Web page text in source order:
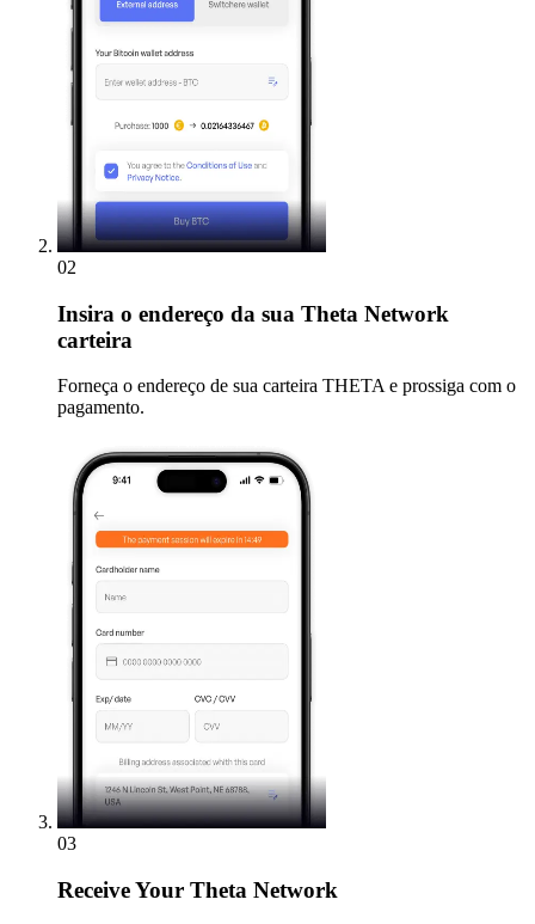
02
Insira o endereço da sua Theta Network
carteira
Forneça o endereço de sua carteira THETA e prossiga com o
pagamento.
03
ReceiveYour Theta Network